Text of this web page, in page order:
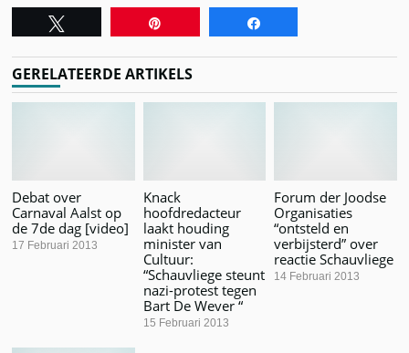
GERELATEERDE ARTIKELS
Debat over
Carnaval Aalst op
de 7de dag [video]
17 Februari 2013
Knack
hoofdredacteur
laakt houding
minister van
Cultuur:
“Schauvliege steunt
nazi-protest tegen
Bart De Wever “
15 Februari 2013
Forum der Joodse
Organisaties
“ontsteld en
verbijsterd” over
reactie Schauvliege
14 Februari 2013